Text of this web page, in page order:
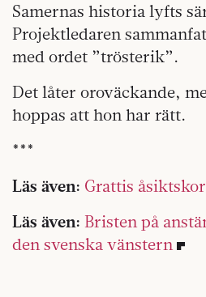
Samernas historia lyfts
Projektledaren
med ordet ”trösterik”.
Det låter oroväckande,
hoppas att hon har rätt.
***
Läs även: Grattis
Läs även: Bristen på
den svenska vänstern